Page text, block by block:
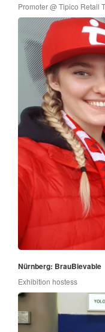
Promoter @ Tipico Retail
Nürnberg: BrauBievable
Exhibition hostess